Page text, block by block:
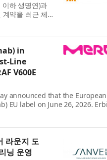
이하 생명연)과
계약을 최근 체
in
Line
V600E
announced that the European
EU label on June 26, 2026.
라운지 도
닝 운영